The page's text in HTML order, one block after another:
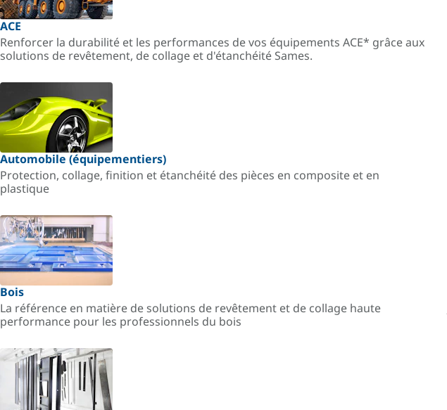
ACE
Renforcer la durabilité et les performances de vos équipements ACE* grâce aux
solutions de revêtement, de collage et d'étanchéité Sames.
Automobile (équipementiers)
Protection, collage, finition et étanchéité des pièces en composite et en
plastique
Bois
La référence en matière de solutions de revêtement et de collage haute
performance pour les professionnels du bois